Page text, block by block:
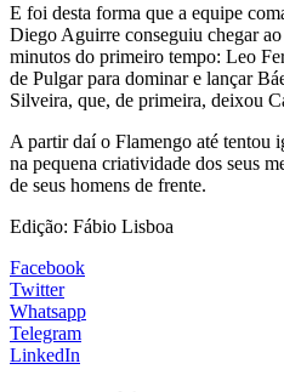
E foi desta forma que a equipe
Diego Aguirre conseguiu chegar
minutos do primeiro tempo: Leo
de Pulgar para dominar e lançar
Silveira, que, de primeira, deixou
A partir daí o Flamengo até tentou
na pequena criatividade dos seus
de seus homens de frente.
Edição: Fábio Lisboa
Facebook
Twitter
Whatsapp
Telegram
LinkedIn